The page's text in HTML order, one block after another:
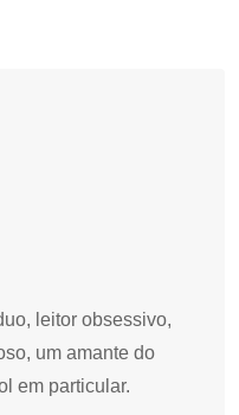
leitor obsessivo,
um amante do
em particular.